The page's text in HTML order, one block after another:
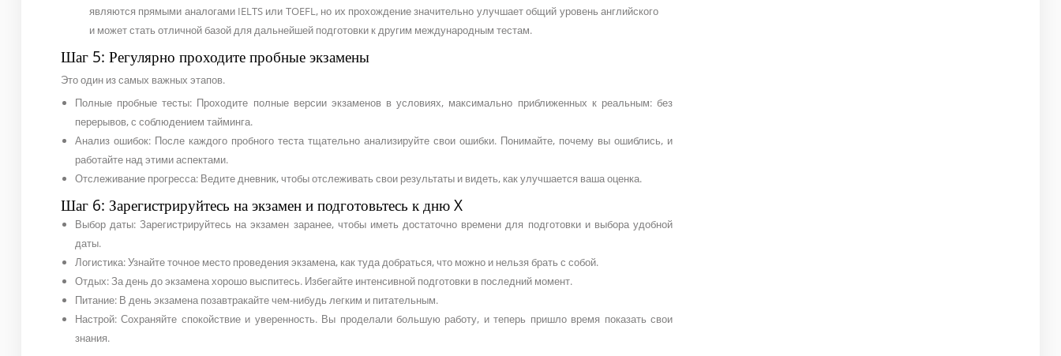
являются прямыми аналогами IELTS или TOEFL, но их прохождение значительно улучшает общий уровень английского
и может стать отличной базой для дальнейшей подготовки к другим международным тестам.
Шаг 5: Регулярно проходите пробные экзамены
Это один из самых важных этапов.
Полные пробные тесты: Проходите полные версии экзаменов в условиях, максимально приближенных к реальным: без
перерывов, с соблюдением тайминга.
Анализ ошибок: После каждого пробного теста тщательно анализируйте свои ошибки. Понимайте, почему вы ошиблись, и
работайте над этими аспектами.
Отслеживание прогресса: Ведите дневник, чтобы отслеживать свои результаты и видеть, как улучшается ваша оценка.
Шаг 6: Зарегистрируйтесь на экзамен и подготовьтесь к дню X
Выбор даты: Зарегистрируйтесь на экзамен заранее, чтобы иметь достаточно времени для подготовки и выбора удобной
даты.
Логистика: Узнайте точное место проведения экзамена, как туда добраться, что можно и нельзя брать с собой.
Отдых: За день до экзамена хорошо выспитесь. Избегайте интенсивной подготовки в последний момент.
Питание: В день экзамена позавтракайте чем-нибудь легким и питательным.
Настрой: Сохраняйте спокойствие и уверенность. Вы проделали большую работу, и теперь пришло время показать свои
знания.